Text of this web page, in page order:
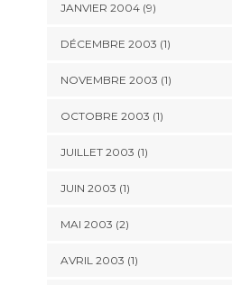
JANVIER 2004 (9)
DÉCEMBRE 2003 (1)
NOVEMBRE 2003 (1)
OCTOBRE 2003 (1)
JUILLET 2003 (1)
JUIN 2003 (1)
MAI 2003 (2)
AVRIL 2003 (1)